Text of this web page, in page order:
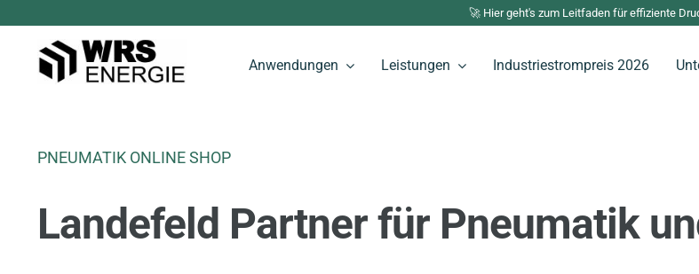
springen
🚀 Hier geht's zum Leitfaden für effiziente
Anwendungen Leistungen Industriestrompreis 2026
PNEUMATIK ONLINE SHOP
Landefeld Partner für Pneumatik